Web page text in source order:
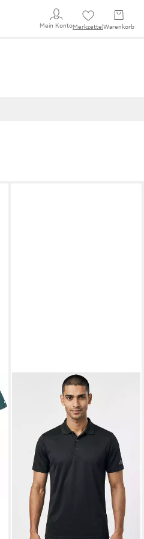
Mein KontoMerkzettel Warenkorb